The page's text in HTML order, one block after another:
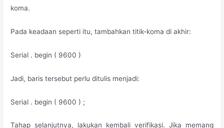
koma.
Pada keadaan seperti itu, tambahkan titik-koma di akhir:
Serial . begin ( 9600 )
Jadi, baris tersebut perlu ditulis menjadi:
Serial . begin ( 9600 ) ;
Tahap selanjutnya, lakukan kembali verifikasi. Jika memang